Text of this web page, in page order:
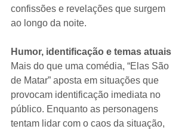
confissões e revelações que surgem
ao longo da noite.
Humor, identificação e temas atuais
Mais do que uma comédia, “Elas São
de Matar” aposta em situações que
provocam identificação imediata no
público. Enquanto as personagens
tentam lidar com o caos da situação,